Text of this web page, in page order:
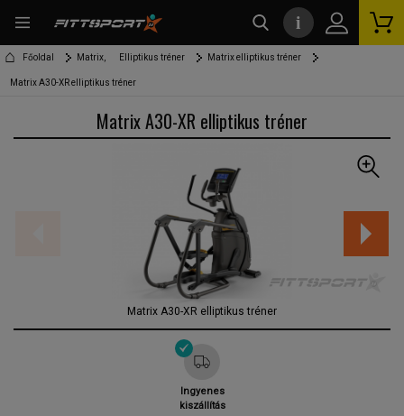
Főoldal Matrix, Elliptikus tréner Matrix elliptikus tréner
Matrix A30-XR elliptikus tréner
Matrix A30-XR elliptikus tréner
Matrix A30-XR elliptikus tréner
Ingyenes
kiszállítás
i
kereső